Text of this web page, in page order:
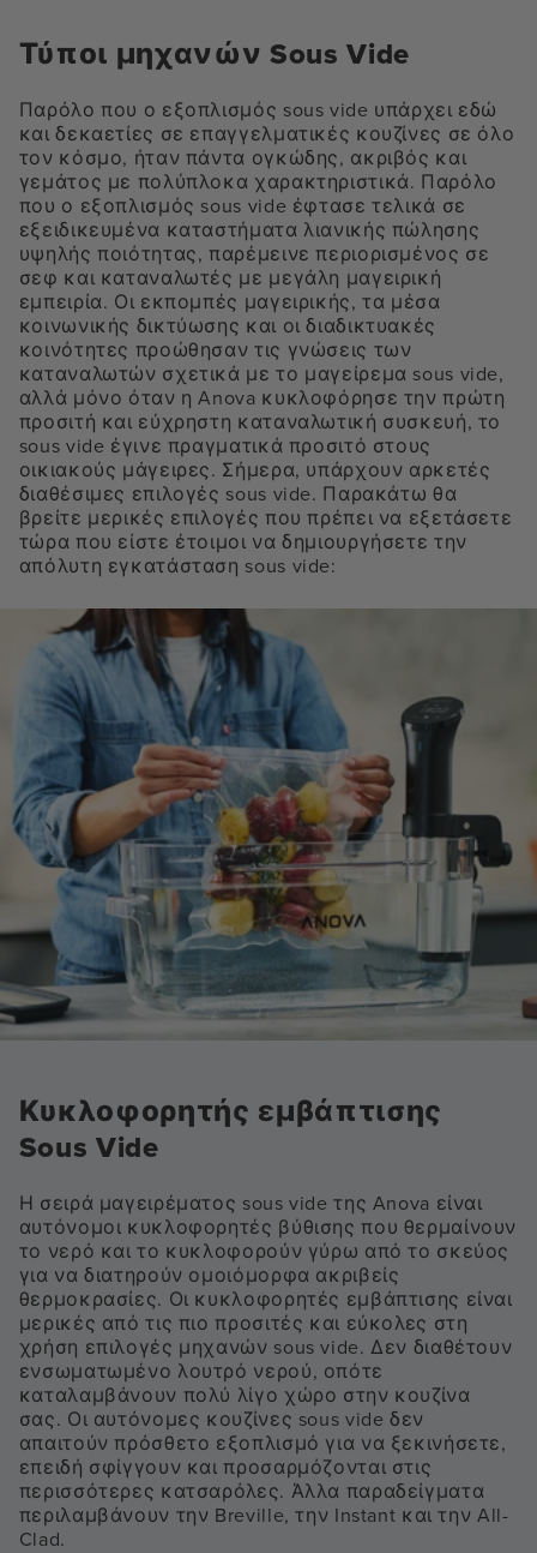
Τύποι μηχανών Sous Vide
Παρόλο που ο εξοπλισμός sous vide υπάρχει εδώ
και δεκαετίες σε επαγγελματικές κουζίνες σε όλο
τον κόσμο, ήταν πάντα ογκώδης, ακριβός και
γεμάτος με πολύπλοκα χαρακτηριστικά. Παρόλο
που ο εξοπλισμός sous vide έφτασε τελικά σε
εξειδικευμένα καταστήματα λιανικής πώλησης
υψηλής ποιότητας, παρέμεινε περιορισμένος σε
σεφ και καταναλωτές με μεγάλη μαγειρική
εμπειρία. Οι εκπομπές μαγειρικής, τα μέσα
κοινωνικής δικτύωσης και οι διαδικτυακές
κοινότητες προώθησαν τις γνώσεις των
καταναλωτών σχετικά με το μαγείρεμα sous vide,
αλλά μόνο όταν η Anova κυκλοφόρησε την πρώτη
προσιτή και εύχρηστη καταναλωτική συσκευή, το
sous vide έγινε πραγματικά προσιτό στους
οικιακούς μάγειρες. Σήμερα, υπάρχουν αρκετές
διαθέσιμες επιλογές sous vide. Παρακάτω θα
βρείτε μερικές επιλογές που πρέπει να εξετάσετε
τώρα που είστε έτοιμοι να δημιουργήσετε την
απόλυτη εγκατάσταση sous vide:
Κυκλοφορητής εμβάπτισης
Sous Vide
Η σειρά μαγειρέματος sous vide της Anova είναι
αυτόνομοι κυκλοφορητές βύθισης που θερμαίνουν
το νερό και το κυκλοφορούν γύρω από το σκεύος
για να διατηρούν ομοιόμορφα ακριβείς
θερμοκρασίες. Οι κυκλοφορητές εμβάπτισης είναι
μερικές από τις πιο προσιτές και εύκολες στη
χρήση επιλογές μηχανών sous vide. Δεν διαθέτουν
ενσωματωμένο λουτρό νερού, οπότε
καταλαμβάνουν πολύ λίγο χώρο στην κουζίνα
σας. Οι αυτόνομες κουζίνες sous vide δεν
απαιτούν πρόσθετο εξοπλισμό για να ξεκινήσετε,
επειδή σφίγγουν και προσαρμόζονται στις
περισσότερες κατσαρόλες. Άλλα παραδείγματα
περιλαμβάνουν την Breville, την Instant και την All-
Clad.